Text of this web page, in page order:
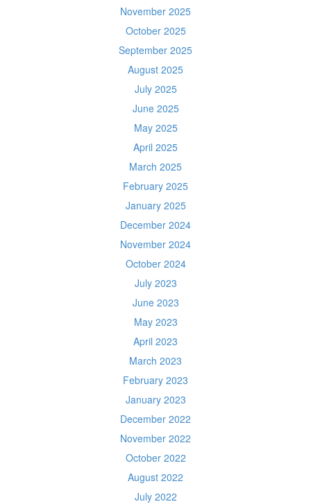
November 2025
October 2025
September 2025
August 2025
July 2025
June 2025
May 2025
April 2025
March 2025
February 2025
January 2025
December 2024
November 2024
October 2024
July 2023
June 2023
May 2023
April 2023
March 2023
February 2023
January 2023
December 2022
November 2022
October 2022
August 2022
July 2022